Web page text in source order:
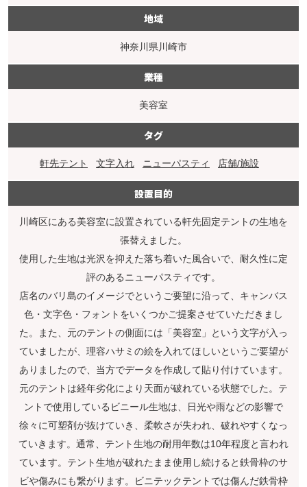
地域
神奈川県川崎市
業種
美容室
タグ
軒先テント 文字入れ ニューパスティ 店舗/施設
設置目的
川崎区にある美容室に設置されている軒先固定テントの生地を
張替えました。
使用した生地は光沢を抑えた落ち着いた風合いで、耐久性に定
評のあるニューパスティです。
店名のバリ島のイメージでというご要望に沿って、キャンバス
色・文字色・フォントをいくつかご提案させていただきまし
た。また、元のテントの側面には「美容室」という文字が入っ
ていましたが、理容ハサミの絵を入れてほしいというご要望が
ありましたので、当方でデータを作成して貼り付けています。
元のテントは経年劣化により天面が破れている状態でした。テ
ントで使用しているビニール生地は、日光や雨などの影響で
徐々に可塑剤が抜けていき、柔軟さが失われ、破れやすくなっ
ていきます。通常、テント生地の耐用年数は10年程度と言われ
ています。テント生地が破れたまま使用し続けると鉄骨枠のサ
ビや傷みにも繋がります。ビニテックテントでは傷んだ鉄骨枠